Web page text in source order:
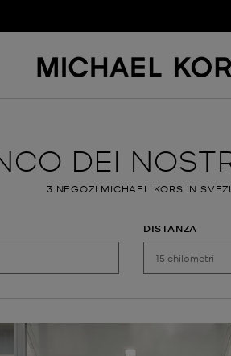
DEI
3 NEGOZI MICHAEL KORS IN
DISTANZA